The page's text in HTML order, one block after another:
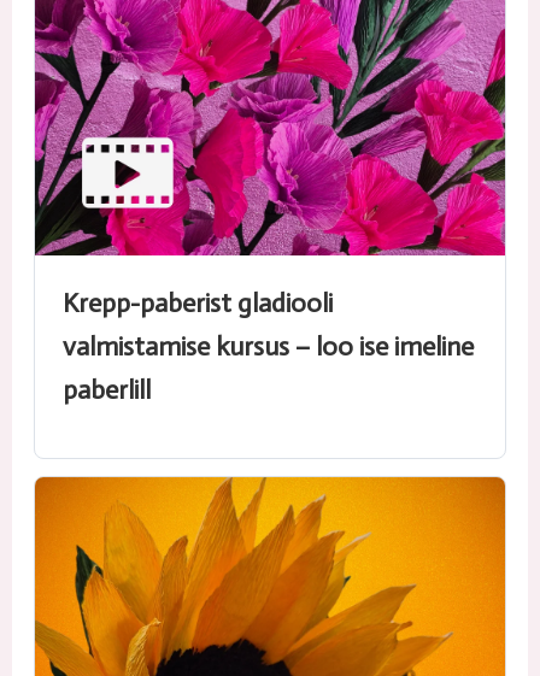
Krepp-paberist gladiooli
valmistamise kursus – loo ise imeline
paberlill